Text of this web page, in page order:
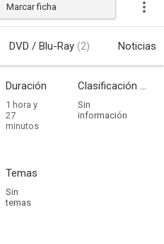
Marcar ficha
DVD / Blu-Ray (2) Noticias
Duración
1 hora y
27
minutos
Clasificación por edades
Sin
información
Temas
Sin
temas